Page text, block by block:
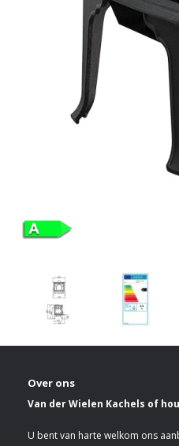
Over ons
Van der Wielen Kachels of
U bent van harte welkom ons